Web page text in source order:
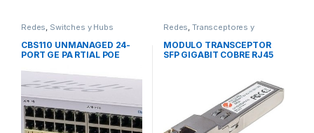
Redes, Switches y Hubs
CBS110 UNMANAGED 24-
PORT GE PA RTIAL POE
UNMANAGED 24-PORT GE
PA RTIAL POE 2X1G SFP
SHARED
Redes,Transceptores y
MODULO TRANSCEPTOR
SFP GIGABIT COBRE RJ45